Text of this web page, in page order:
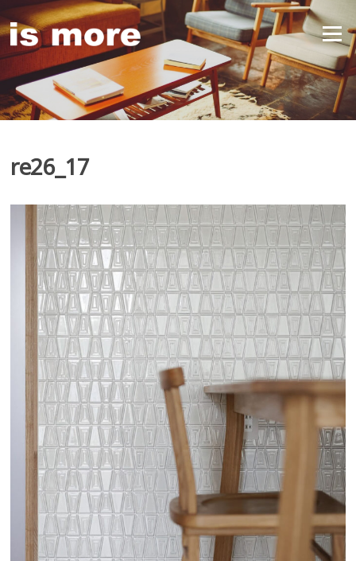
Skip
to
content
Menu
re26_17